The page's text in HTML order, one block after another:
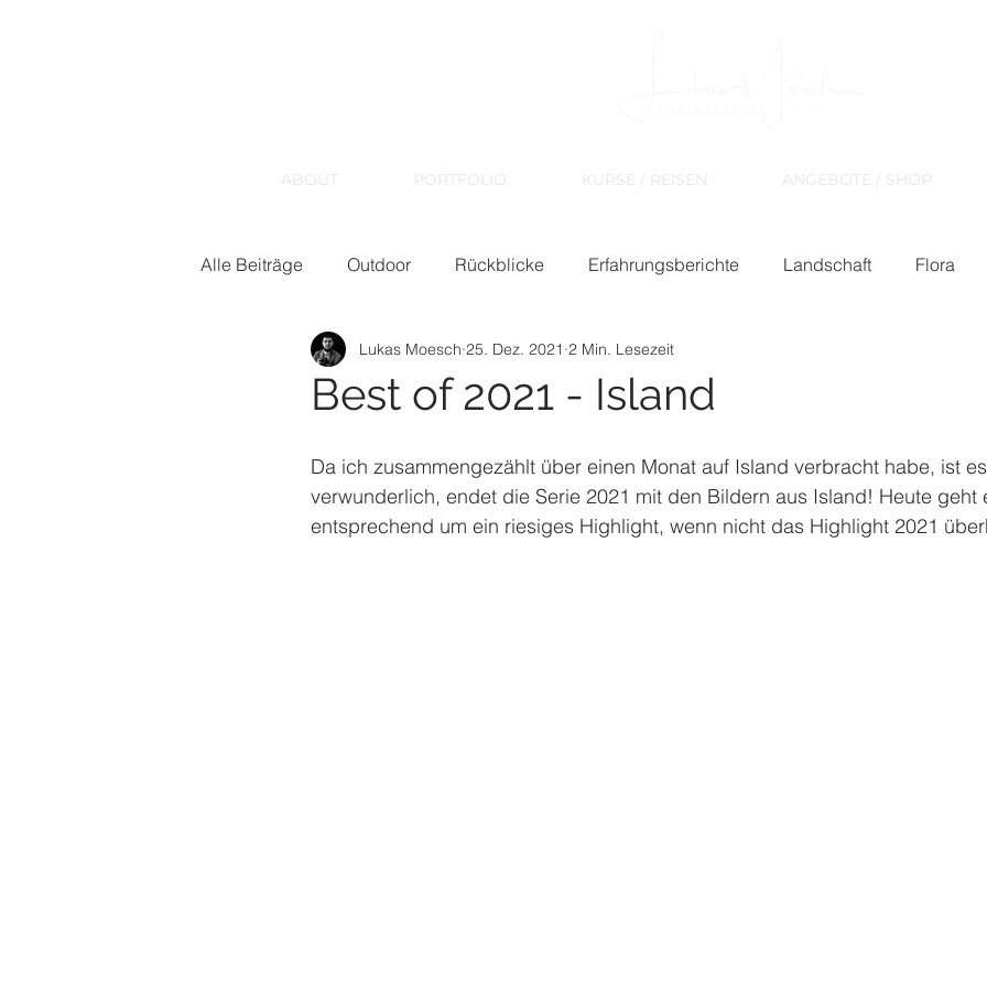
ABOUT PORTFOLIO KURSE / REISEN ANGEBOTE / SHOP
Alle Beiträge Outdoor Rückblicke Erfahrungsberichte Landschaft Flora
Wetterphänomene
Best of 2021 - Island
Lukas Moesch 25. Dez. 2021 2 Min. Lesezeit
Da ich zusammengezählt über einen Monat auf Island verbracht habe, ist
verwunderlich, endet die Serie 2021 mit den Bildern aus Island! Heute geht
entsprechend um ein riesiges Highlight, wenn nicht das Highlight 2021